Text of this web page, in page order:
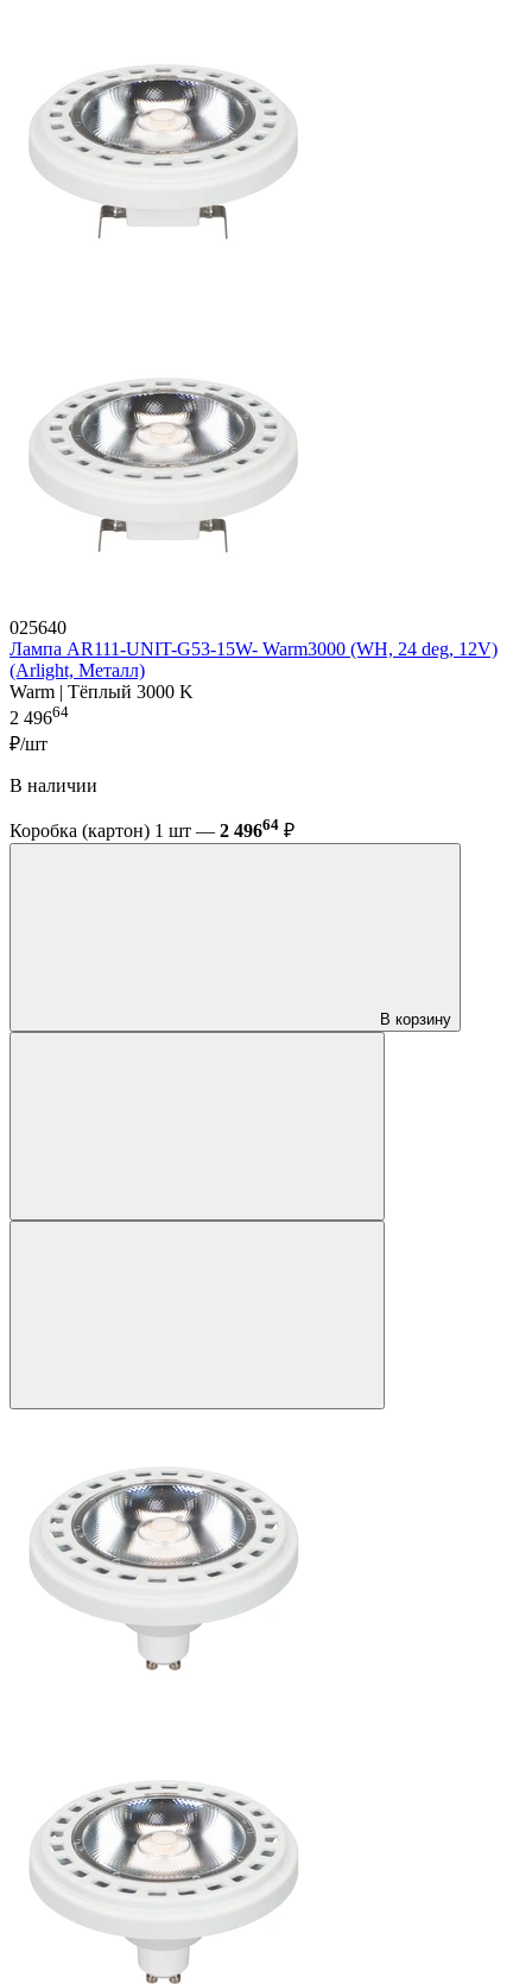
025640
Лампа AR111-UNIT-G53-15W- Warm3000 (WH, 24 deg, 12V)
(Arlight, Металл)
Warm | Тёплый 3000 K
2 49664
₽/шт
В наличии
Коробка (картон) 1 шт — 2 49664 ₽
В корзину